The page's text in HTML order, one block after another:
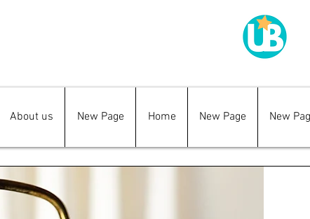
About us New Page Home New Page New